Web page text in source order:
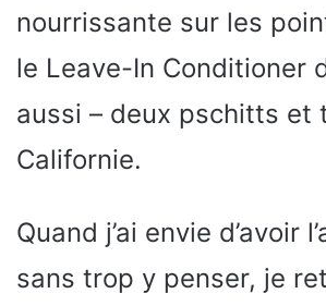
nourrissante sur les
le Leave-In Conditioner
aussi – deux pschitts et
Californie.
Quand j’ai envie d’avoir
sans trop y penser, je